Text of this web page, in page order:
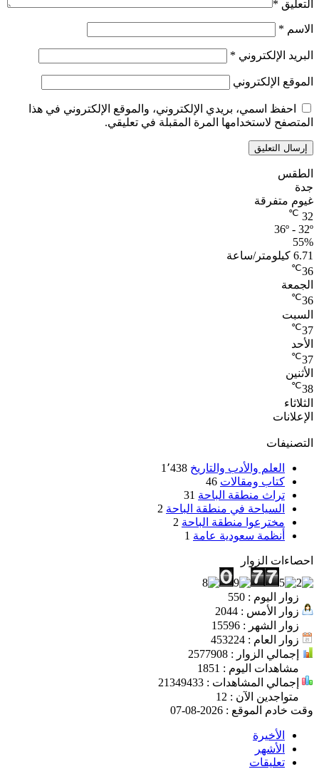
التعليق *
الاسم *
البريد الإلكتروني *
الموقع الإلكتروني
احفظ اسمي، بريدي الإلكتروني، والموقع الإلكتروني في هذا
المتصفح لاستخدامها المرة المقبلة في تعليقي.
الطقس
جدة
غيوم متفرقة
32
℃
36º - 32º
55%
6.71 كيلومتر/ساعة
36
℃
الجمعة
36
℃
السبت
37
℃
الأحد
37
℃
الأثنين
38
℃
الثلاثاء
الإعلانات
التصنيفات
العلم والأدب والتاريخ 1٬438
كتاب ومقالات 46
تراث منطقة الباحة 31
السياحة في منطقة الباحة 2
مخترعوا منطقة الباحة 2
أنظمة سعودية عامة 1
احصاءات الزوار
زوار اليوم : 550
زوار الأمس : 2044
زوار الشهر : 15596
زوار العام : 453224
إجمالي الزوار : 2577908
مشاهدات اليوم : 1851
إجمالي المشاهدات : 21349433
متواجدين الآن : 12
وقت خادم الموقع : 2026-08-07
الأخيرة
الأشهر
تعليقات